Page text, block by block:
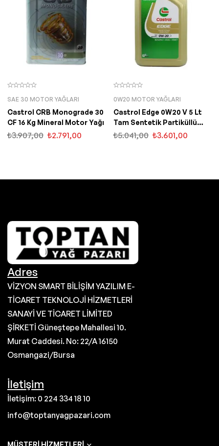
SAE 30 MOTOR YAĞLARI
Castrol CRB Monograde 30
CF 16 Kg Mineral Motor Yağı
₺3.907,00 ₺2.791,00
0W20 MOTOR YAĞLARI
Castrol Edge 0W20 V 5 Lt
Tam Sentetik Partiküllü
Motor Yağı
₺5.041,00 ₺3.601,00
Adres
VİZYON SMART BİLİŞİM YAZILIM E-
TİCARET TEKNOLOJİ HİZMETLERİ
SANAYİ VE TİCARET LİMİTED
ŞİRKETİ Güneştepe Mahallesi 10.
Murat Caddesi. No: 22/A 16150
Osmangazi/Bursa
İletişim
İletişim: 0 224 334 18 10
info@toptanyagpazari.com
MÜŞTERI HIZMETLERI